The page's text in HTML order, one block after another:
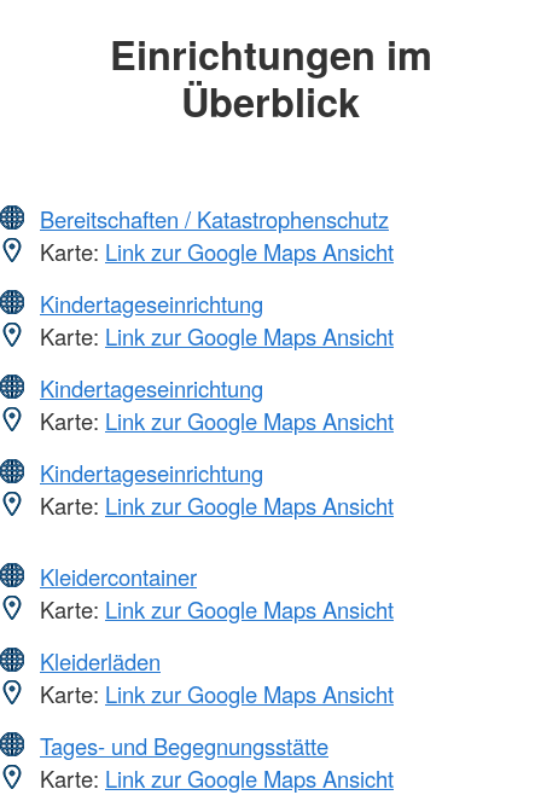
Einrichtungen im
Überblick
Bereitschaften / Katastrophenschutz
Karte: Link zur Google Maps Ansicht
Kindertageseinrichtung
Karte: Link zur Google Maps Ansicht
Kindertageseinrichtung
Karte: Link zur Google Maps Ansicht
Kindertageseinrichtung
Karte: Link zur Google Maps Ansicht
Kleidercontainer
Karte: Link zur Google Maps Ansicht
Kleiderläden
Karte: Link zur Google Maps Ansicht
Tages- und Begegnungsstätte
Karte: Link zur Google Maps Ansicht